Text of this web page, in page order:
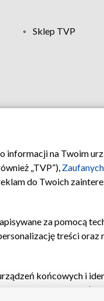
Sklep TVP
informacji na Twoim
„TVP”),
do Twoich
za pomocą
treści oraz
końcowych i
oraz pozostałych